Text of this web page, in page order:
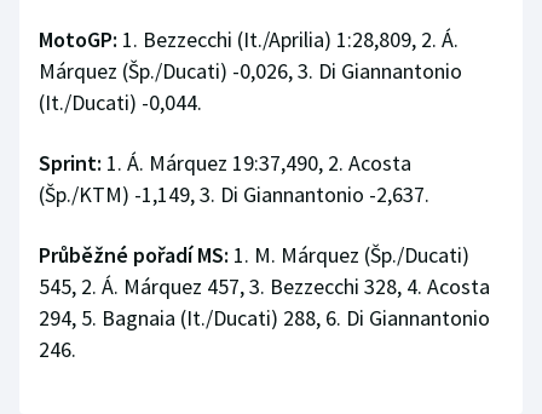
Volejbal
Ostatní
MotoGP: 1. Bezzecchi (It./Aprilia) 1:28,809, 2. Á.
Márquez (Šp./Ducati) -0,026, 3. Di Giannantonio
(It./Ducati) -0,044.
Sprint: 1. Á. Márquez 19:37,490, 2. Acosta
(Šp./KTM) -1,149, 3. Di Giannantonio -2,637.
Průběžné pořadí MS: 1. M. Márquez (Šp./Ducati)
545, 2. Á. Márquez 457, 3. Bezzecchi 328, 4. Acosta
294, 5. Bagnaia (It./Ducati) 288, 6. Di Giannantonio
246.